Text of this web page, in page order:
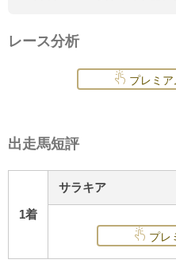
レース分析
プレミ
出走馬短評
1着
サラキア
プレ